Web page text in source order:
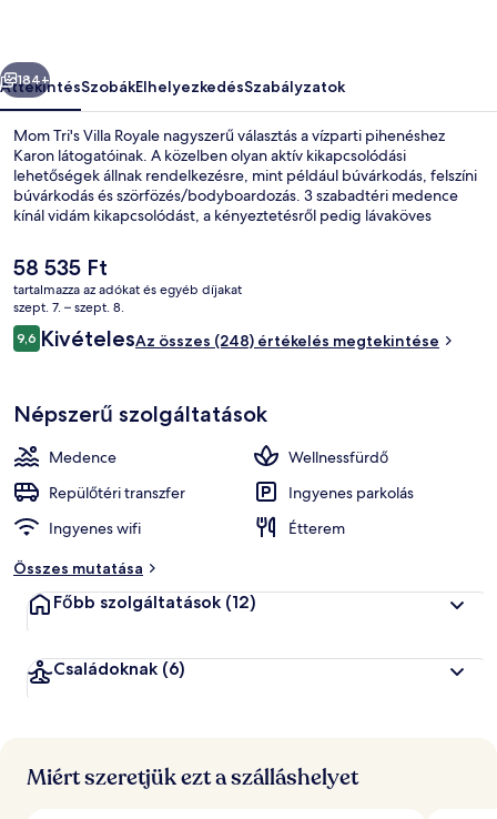
Következő
184+
ÁttekintésSzobákElhelyezkedésSzabályzatok
Mom Tri's Villa Royale nagyszerű választás a vízparti pihenéshez
Karon látogatóinak. A közelben olyan aktív kikapcsolódási
lehetőségek állnak rendelkezésre, mint például búvárkodás, felszíni
búvárkodás és szörfözés/bodyboardozás. 3 szabadtéri medence
kínál vidám kikapcsolódást, a kényeztetésről pedig lávaköves
wellnessrészlegen. Az óceánra tekintő Mom Tris Kitchen reggelire,
ebédre és vacsorára várja a vendégeket. A luxusszínvonalú hotel
egyéb előnyei: 2 bár/társalgó, medence melletti bár,
fitneszlétesítmény.
A
jelenlegi
ár
58 535 Ft
58 535 Ft
tartalmazza az adókat és egyéb díjakat
szept. 7. – szept. 8.
Értékelések
9,69,6 ennyiből: 10
KivételesAz összes (248) értékelés megtekintése
Népszerű szolgáltatások
Medence
Wellnessfürdő
Repülőtéri transzfer
Ingyenes parkolás
Ingyenes wifi
Étterem
Összes mutatása
Főbb szolgáltatások (12)
Családoknak (6)
Miért szeretjük ezt a szálláshelyet